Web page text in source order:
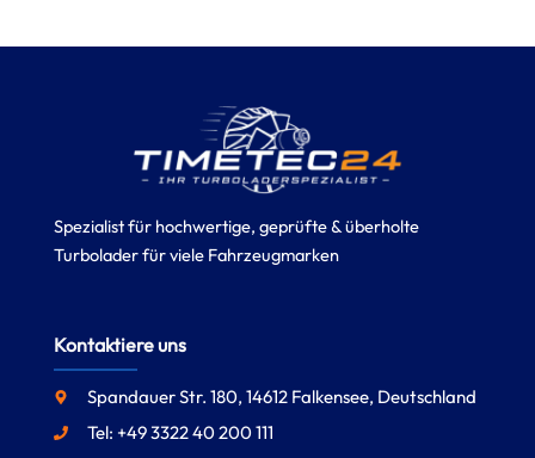
Spezialist für hochwertige, geprüfte & überholte
Turbolader für viele Fahrzeugmarken
Kontaktiere uns
Spandauer Str. 180, 14612 Falkensee, Deutschland
Tel: +49 3322 40 200 111